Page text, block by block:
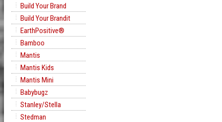
Build Your Brand
Build Your Brandit
EarthPositive®
Bamboo
Mantis
Mantis Kids
Mantis Mini
Babybugz
Stanley/Stella
Stedman